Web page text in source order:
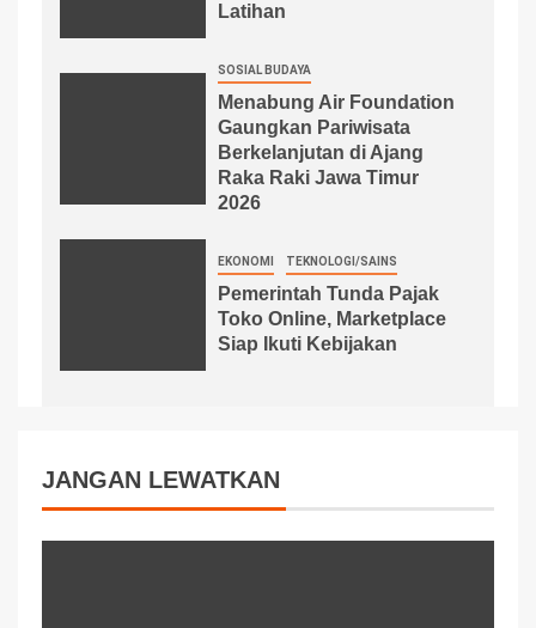
Latihan
SOSIAL BUDAYA
Menabung Air Foundation
Gaungkan Pariwisata
Berkelanjutan di Ajang
Raka Raki Jawa Timur
2026
EKONOMI TEKNOLOGI/SAINS
Pemerintah Tunda Pajak
Toko Online, Marketplace
Siap Ikuti Kebijakan
JANGAN LEWATKAN